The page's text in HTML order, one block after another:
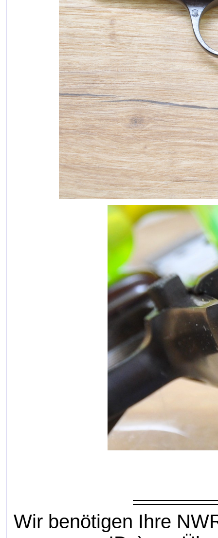
Wir benötigen Ihre